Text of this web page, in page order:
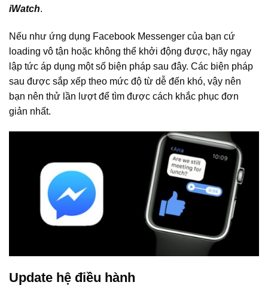
iWatch.
Nếu như ứng dụng Facebook Messenger của bạn cứ
loading vô tận hoặc không thể khởi động được, hãy ngay
lập tức áp dụng một số biện pháp sau đây. Các biện pháp
sau được sắp xếp theo mức độ từ dễ đến khó, vậy nên
bạn nên thử lần lượt để tìm được cách khắc phục đơn
giản nhất.
Update hệ điều hành